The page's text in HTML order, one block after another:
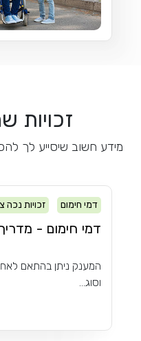
זכויות
מידע חשוב שיסייע לך
דמי חימום זכויות נכה
דמי חימום -
המענק ניתן בהתאם
וסוג...